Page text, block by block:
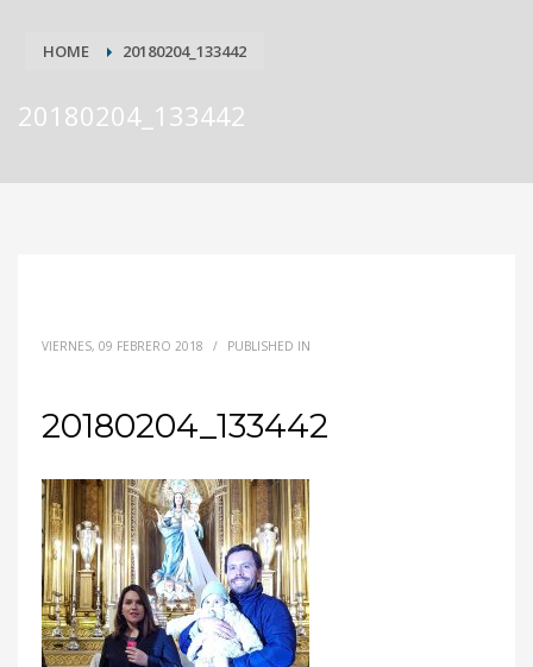
HOME 20180204_133442
20180204_133442
VIERNES, 09 FEBRERO 2018 / PUBLISHED IN
20180204_133442